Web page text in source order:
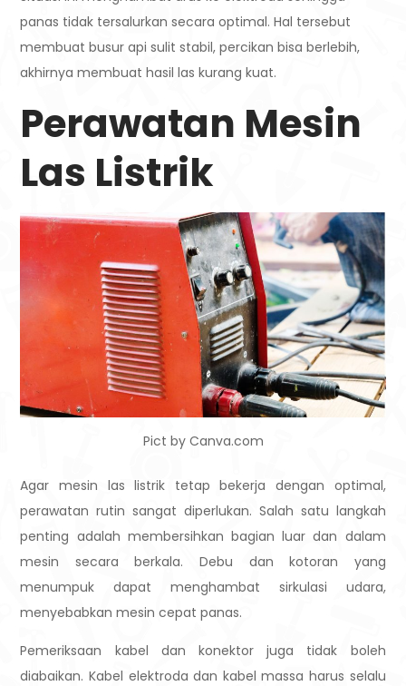
panas tidak tersalurkan secara optimal. Hal tersebut
membuat busur api sulit stabil, percikan bisa berlebih,
akhirnya membuat hasil las kurang kuat.
Perawatan Mesin
Las Listrik
Pict by Canva.com
Agar mesin las listrik tetap bekerja dengan optimal,
perawatan rutin sangat diperlukan. Salah satu langkah
penting adalah membersihkan bagian luar dan dalam
mesin secara berkala. Debu dan kotoran yang
menumpuk dapat menghambat sirkulasi udara,
menyebabkan mesin cepat panas.
Pemeriksaan kabel dan konektor juga tidak boleh
diabaikan. Kabel elektroda dan kabel massa harus selalu